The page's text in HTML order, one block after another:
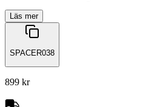
Läs mer
SPACER038
899 kr